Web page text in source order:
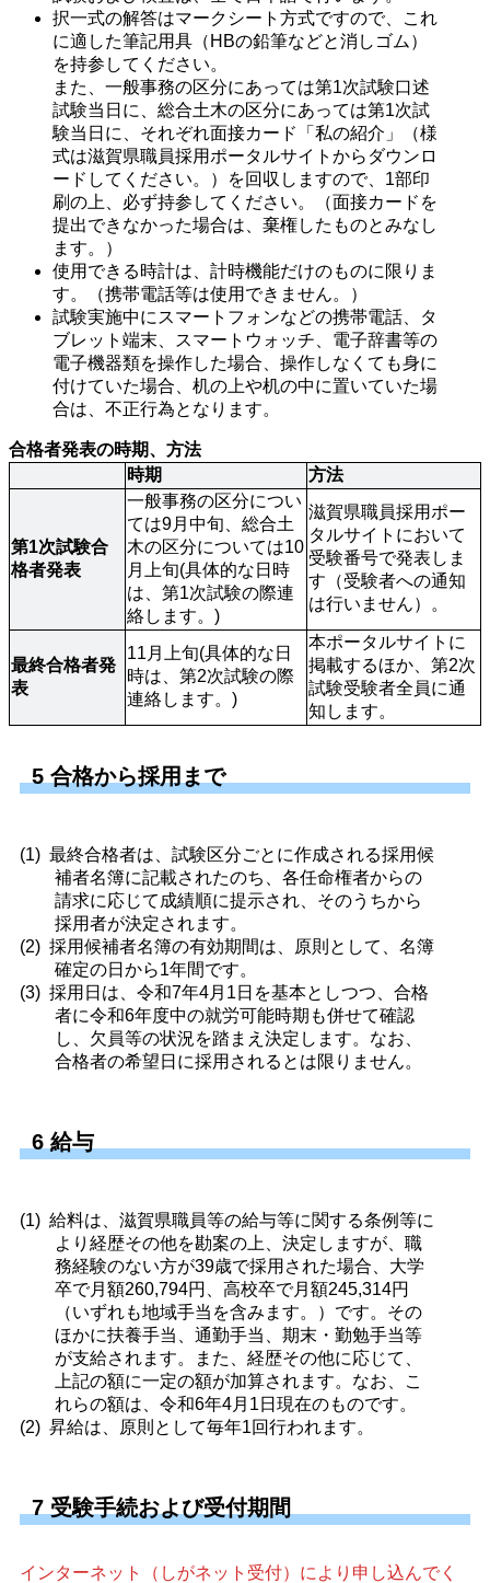
択一式の解答はマークシート方式ですので、これ
に適した筆記用具（HBの鉛筆などと消しゴム）
を持参してください。
また、一般事務の区分にあっては第1次試験口述
試験当日に、総合土木の区分にあっては第1次試
験当日に、それぞれ面接カード「私の紹介」（様
式は滋賀県職員採用ポータルサイトからダウンロ
ードしてください。）を回収しますので、1部印
刷の上、必ず持参してください。（面接カードを
提出できなかった場合は、棄権したものとみなし
ます。）
使用できる時計は、計時機能だけのものに限りま
す。（携帯電話等は使用できません。）
試験実施中にスマートフォンなどの携帯電話、タ
ブレット端末、スマートウォッチ、電子辞書等の
電子機器類を操作した場合、操作しなくても身に
付けていた場合、机の上や机の中に置いていた場
合は、不正行為となります。
合格者発表の時期、方法
時期
方法
第1次試験合
格者発表
一般事務の区分につい
ては9月中旬、総合土
木の区分については10
月上旬(具体的な日時
は、第1次試験の際連
絡します。)
滋賀県職員採用ポー
タルサイトにおいて
受験番号で発表しま
す（受験者への通知
は行いません）。
最終合格者発
表
11月上旬(具体的な日
時は、第2次試験の際
連絡します。)
本ポータルサイトに
掲載するほか、第2次
試験受験者全員に通
知します。
5 合格から採用まで
最終合格者は、試験区分ごとに作成される採用候
補者名簿に記載されたのち、各任命権者からの
請求に応じて成績順に提示され、そのうちから
採用者が決定されます。
採用候補者名簿の有効期間は、原則として、名簿
確定の日から1年間です。
採用日は、令和7年4月1日を基本としつつ、合格
者に令和6年度中の就労可能時期も併せて確認
し、欠員等の状況を踏まえ決定します。なお、
合格者の希望日に採用されるとは限りません。
6 給与
給料は、滋賀県職員等の給与等に関する条例等に
より経歴その他を勘案の上、決定しますが、職
務経験のない方が39歳で採用された場合、大学
卒で月額260,794円、高校卒で月額245,314円
（いずれも地域手当を含みます。）です。その
ほかに扶養手当、通勤手当、期末・勤勉手当等
が支給されます。また、経歴その他に応じて、
上記の額に一定の額が加算されます。なお、こ
れらの額は、令和6年4月1日現在のものです。
昇給は、原則として毎年1回行われます。
7 受験手続および受付期間
インターネット（しがネット受付）により申し込んでく